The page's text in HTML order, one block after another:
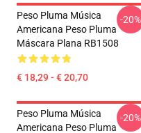
Peso Pluma Música
Americana Peso Pluma
Máscara Plana RB1508
€ 18,29 - € 20,70
-20%
Peso Pluma Música
Americana Peso Pluma
-20%